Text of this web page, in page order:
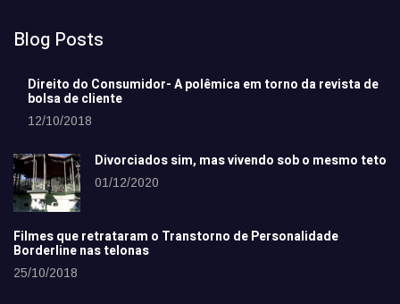
Blog Posts
Direito do Consumidor- A polêmica em torno da revista de
bolsa de cliente
12/10/2018
Divorciados sim, mas vivendo sob o mesmo teto
01/12/2020
Filmes que retrataram o Transtorno de Personalidade
Borderline nas telonas
25/10/2018